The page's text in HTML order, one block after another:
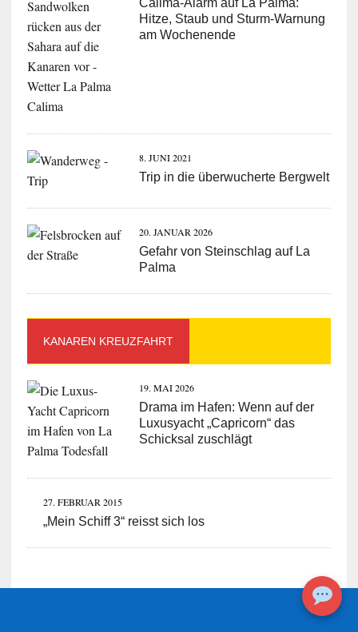
Hitze, Staub und Sturm-Warnung
am Wochenende
8. JUNI 2021
Trip in die überwucherte Bergwelt
20. JANUAR 2026
Gefahr von Steinschlag auf La
Palma
KANAREN KREUZFAHRT
19. MAI 2026
Drama im Hafen: Wenn auf der
Luxusyacht „Capricorn“ das
Schicksal zuschlägt
27. FEBRUAR 2015
„Mein Schiff 3“ reisst sich los